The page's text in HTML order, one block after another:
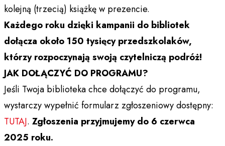
kolejną (trzecią) książkę w prezencie.
Każdego roku dzięki kampanii do bibliotek
dołącza około 150 tysięcy przedszkolaków,
którzy rozpoczynają swoją czytelniczą podróż!
JAK DOŁĄCZYĆ DO PROGRAMU?
Jeśli Twoja biblioteka chce dołączyć do programu,
wystarczy wypełnić formularz zgłoszeniowy dostępny:
TUTAJ. Zgłoszenia przyjmujemy do 6 czerwca
2025 roku.